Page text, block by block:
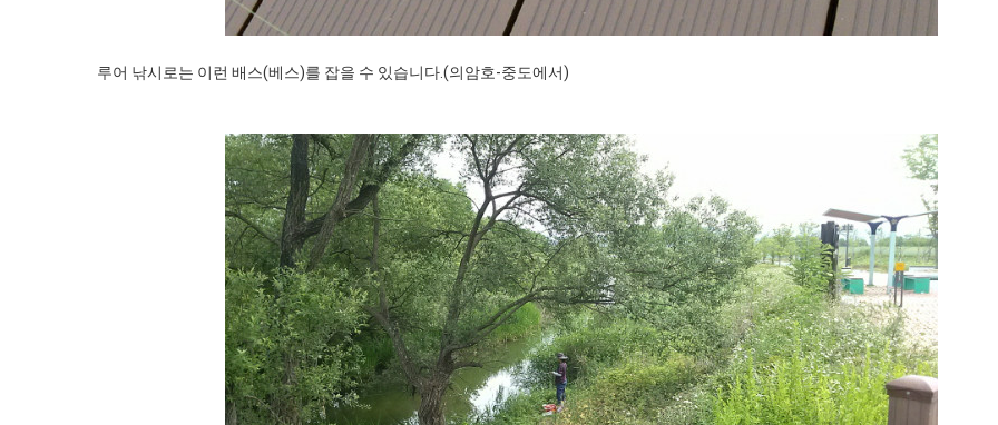
루어 낚시로는 이런 배스(베스)를 잡을 수 있습니다.(의암호-중도에서)